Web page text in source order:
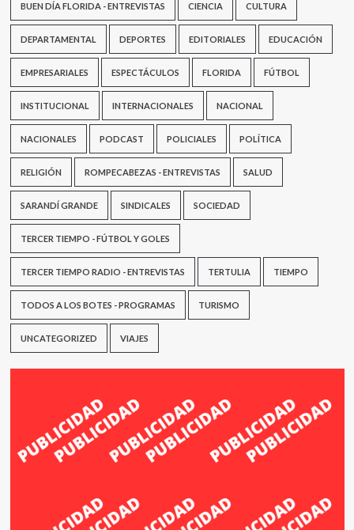
BUEN DÍA FLORIDA - ENTREVISTAS CIENCIA CULTURA
DEPARTAMENTAL DEPORTES EDITORIALES EDUCACIÓN
EMPRESARIALES ESPECTÁCULOS FLORIDA FÚTBOL
INSTITUCIONAL INTERNACIONALES NACIONAL
NACIONALES PODCAST POLICIALES POLÍTICA
RELIGIÓN ROMPECABEZAS - ENTREVISTAS SALUD
SARANDÍ GRANDE SINDICALES SOCIEDAD
TERCER TIEMPO - FÚTBOL Y GOLES
TERCER TIEMPO RADIO - ENTREVISTAS TERTULIA TIEMPO
TODOS A LOS BOTES - PROGRAMAS TURISMO
UNCATEGORIZED VIAJES